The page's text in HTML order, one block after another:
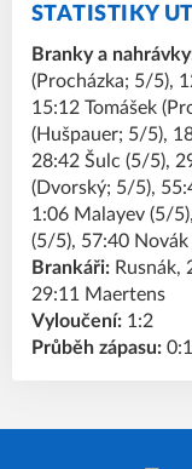
STATISTIKY
Branky a
(Procházka; 5/5),
15:12 Tomášek
(Hušpauer; 5/5),
28:42 Šulc (5/5),
(Dvorský; 5/5),
1:06 Malayev (5/
(5/5), 57:40
Brankáři: Rusnák,
29:11 Maertens
Vyloučení: 1:2
Průběh zápasu: